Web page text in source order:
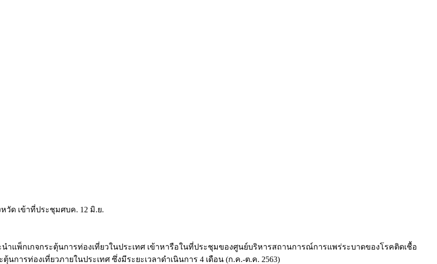
นำแพ็กเกจกระตุ้นการท่องเที่ยวในประเทศ เข้าหารือในที่ประชุมของศูนย์บริหารสถานการณ์การแพร่ระบาดของโรคติดเชื้อ
การท่องเที่ยวภายในประเทศ ซึ่งมีระยะเวลาดำเนินการ 4 เดือน (ก.ค.-ต.ค. 2563)